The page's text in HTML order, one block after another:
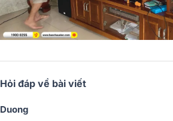
Hỏi đáp về bài viết
Duong